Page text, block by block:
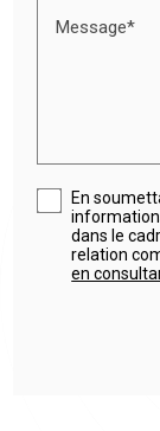
Message*
En
dans le
relation
en